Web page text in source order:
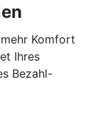
Komfort
Ihres
Bezahl-